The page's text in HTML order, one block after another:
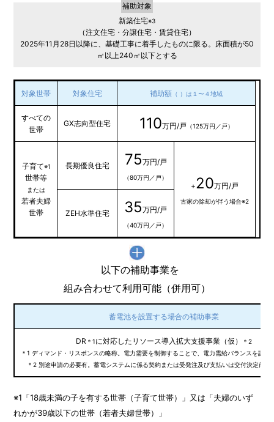
補助対象
新築住宅※3
（注文住宅・分譲住宅・賃貸住宅）
2025年11月28日以降に、基礎工事に着手したものに限る。床面積が50
㎡以上240㎡以下とする
対象世帯 対象住宅 補助額 （ ）は１〜４地域
すべての
世帯
GX志向型住宅 110万円/戸（125万円／戸）
子育て※1
世帯等
または
若者夫婦
世帯
長期優良住宅 75万円/戸
（80万円／戸）
+20万円/戸
古家の除却が伴う場合※2
ZEH水準住宅 35万円/戸
（40万円／戸）
以下の補助事業を
組み合わせて利用可能（併用可）
蓄電池を設置する場合の補助事業
DR ＊1に対応したリソース導入拡大支援事業（仮）
＊2
＊1 ディマンド・リスポンスの略称。電力需要を制御することで、電力需給バランスを調整
＊2 別途申請の必要有。蓄電システムに係る契約または受発注及び支払いは交付決定前の
※1「18歳未満の子を有する世帯（子育て世帯）」又は「夫婦のいず
れかが39歳以下の世帯（若者夫婦世帯）」